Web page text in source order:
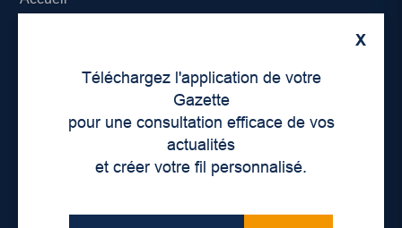
X
Téléchargez l'application de votre
Gazette
pour une consultation efficace de vos
actualités
et créer votre fil personnalisé.
Déontologie et confidentialité
Devenir partenaire
Lieux de distribution
Nous joindre